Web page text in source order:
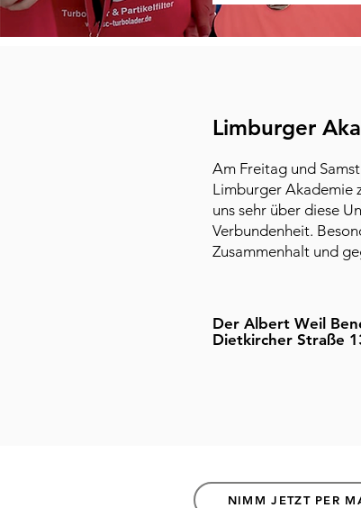
Limburger
Am Freitag und
Limburger Akademie
uns sehr über diese
Verbundenheit.
Zusammenhalt und
Der Albert Weil
Dietkircher Straße
NIMM JETZT PER